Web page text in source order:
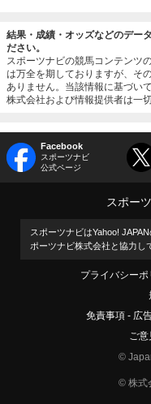
結果・成績・オッズなどのデー
ださい。
スポーツナビの競馬コンテンツ
は万全を期しておりますが、そ
ありません。当該情報に基づい
株式会社および情報提供者は一
Facebook
スポーツナビ
公式ページ
スポー
スポーツナビはYahoo!
ポーツナビ株式会社と協力し
プライバシーポ
免責事項
広
ご意
©
© 株式